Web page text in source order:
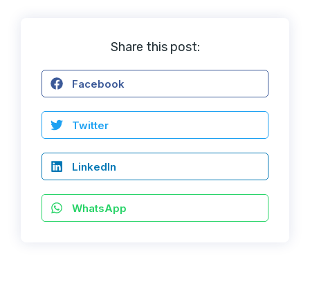
Share this post:
Facebook
Twitter
LinkedIn
WhatsApp